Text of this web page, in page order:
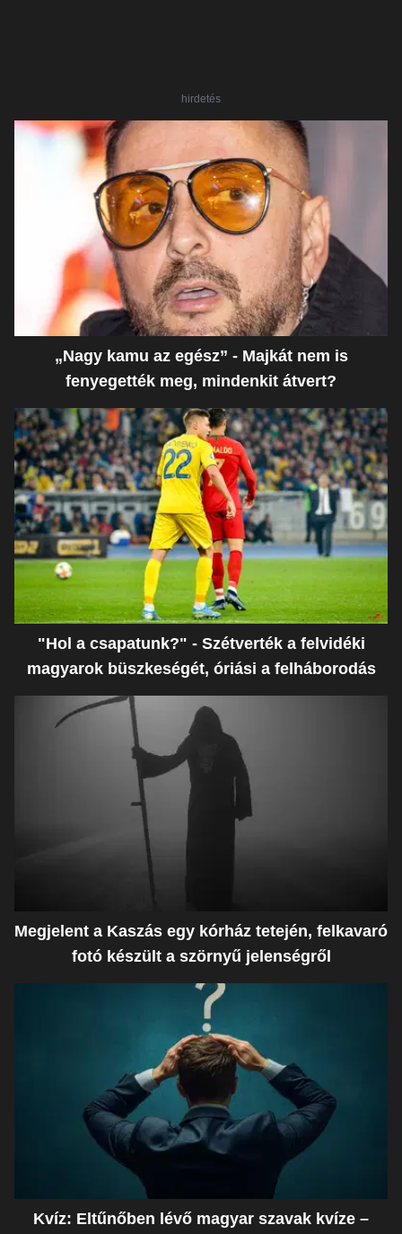
hirdetés
„Nagy kamu az egész” - Majkát nem is
fenyegették meg, mindenkit átvert?
"Hol a csapatunk?" - Szétverték a felvidéki
magyarok büszkeségét, óriási a felháborodás
Megjelent a Kaszás egy kórház tetején, felkavaró
fotó készült a szörnyű jelenségről
Kvíz: Eltűnőben lévő magyar szavak kvíze –